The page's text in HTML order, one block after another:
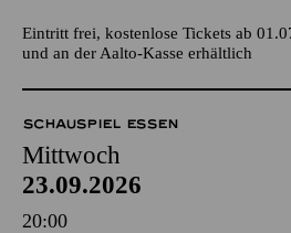
Eintritt frei, kostenlose Tickets ab
und an der Aalto-Kasse erhältlich
SCHAUSPIEL ESSEN
Mittwoch
23.09.2026
20:00